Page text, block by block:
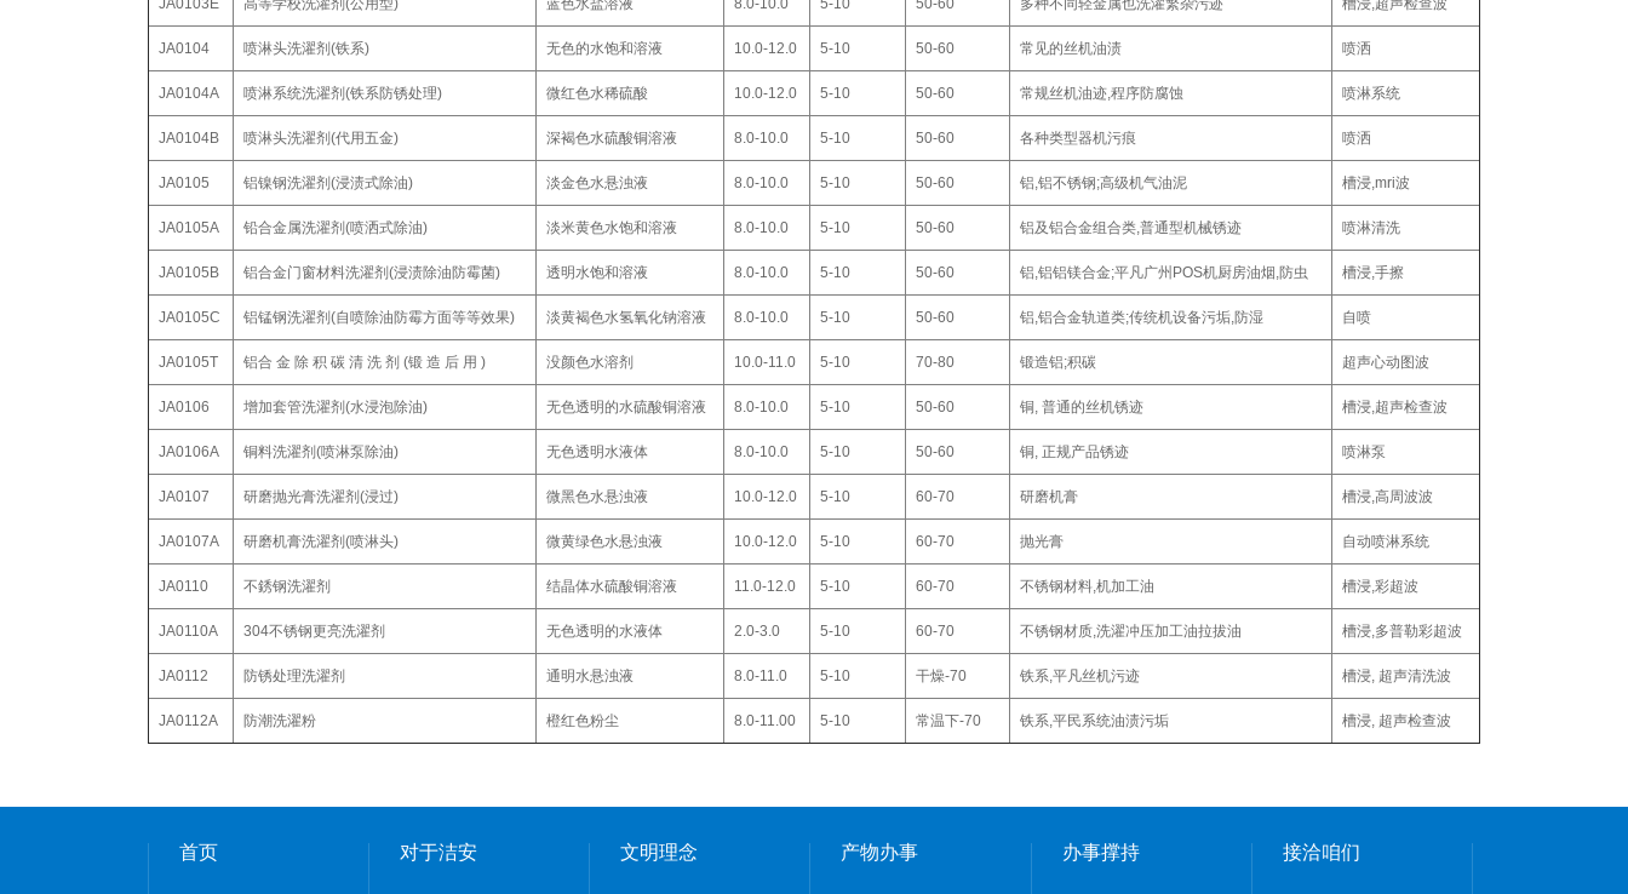
JA0103E 高等学校洗濯剂(公用型) 蓝色水盐溶液 8.0-10.0 5-10 50-60 多种不同轻金属也洗濯繁杂污迹 槽浸,超声检查波
JA0104 喷淋头洗濯剂(铁系) 无色的水饱和溶液 10.0-12.0 5-10 50-60 常见的丝机油渍 喷洒
JA0104A 喷淋系统洗濯剂(铁系防锈处理) 微红色水稀硫酸 10.0-12.0 5-10 50-60 常规丝机油迹,程序防腐蚀 喷淋系统
JA0104B 喷淋头洗濯剂(代用五金) 深褐色水硫酸铜溶液 8.0-10.0 5-10 50-60 各种类型器机污痕 喷洒
JA0105 铝镍钢洗濯剂(浸渍式除油) 淡金色水悬浊液 8.0-10.0 5-10 50-60 铝,铝不锈钢;高级机气油泥 槽浸,mri波
JA0105A 铅合金属洗濯剂(喷洒式除油) 淡米黄色水饱和溶液 8.0-10.0 5-10 50-60 铝及铝合金组合类,普通型机械锈迹 喷淋清洗
JA0105B 铝合金门窗材料洗濯剂(浸渍除油防霉菌) 透明水饱和溶液 8.0-10.0 5-10 50-60 铝,铝铝镁合金;平凡广州POS机厨房油烟,防虫 槽浸,手擦
JA0105C 铝锰钢洗濯剂(自喷除油防霉方面等等效果) 淡黄褐色水氢氧化钠溶液 8.0-10.0 5-10 50-60 铝,铝合金轨道类;传统机设备污垢,防湿 自喷
JA0105T 铝合 金 除 积 碳 清 洗 剂 (锻 造 后 用 ) 没颜色水溶剂 10.0-11.0 5-10 70-80 锻造铝;积碳 超声心动图波
JA0106 增加套管洗濯剂(水浸泡除油) 无色透明的水硫酸铜溶液 8.0-10.0 5-10 50-60 铜, 普通的丝机锈迹 槽浸,超声检查波
JA0106A 铜料洗濯剂(喷淋泵除油) 无色透明水液体 8.0-10.0 5-10 50-60 铜, 正规产品锈迹 喷淋泵
JA0107 研磨抛光膏洗濯剂(浸过) 微黑色水悬浊液 10.0-12.0 5-10 60-70 研磨机膏 槽浸,高周波波
JA0107A 研磨机膏洗濯剂(喷淋头) 微黄绿色水悬浊液 10.0-12.0 5-10 60-70 抛光膏 自动喷淋系统
JA0110 不銹钢洗濯剂 结晶体水硫酸铜溶液 11.0-12.0 5-10 60-70 不锈钢材料,机加工油 槽浸,彩超波
JA0110A 304不锈钢更亮洗濯剂 无色透明的水液体 2.0-3.0 5-10 60-70 不锈钢材质,洗濯冲压加工油拉拔油 槽浸,多普勒彩超波
JA0112 防锈处理洗濯剂 通明水悬浊液 8.0-11.0 5-10 干燥-70 铁系,平凡丝机污迹 槽浸, 超声清洗波
JA0112A 防潮洗濯粉 橙红色粉尘 8.0-11.00 5-10 常温下-70 铁系,平民系统油渍污垢 槽浸, 超声检查波
首页 对于洁安 文明理念 产物办事 办事撑持 接洽咱们